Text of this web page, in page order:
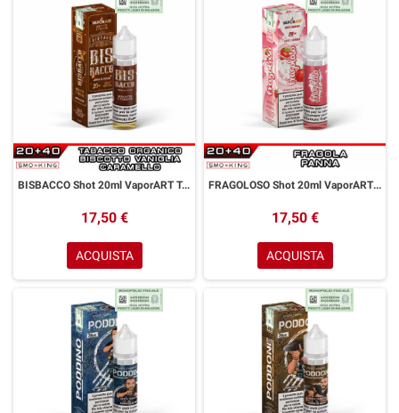
BISBACCO Shot 20ml VaporART Tabacco Filtrato Biscotto Caramello Vaniglia
17,50 €
ACQUISTA
FRAGOLOSO Shot 20ml VaporART Fragola Panna
17,50 €
ACQUISTA